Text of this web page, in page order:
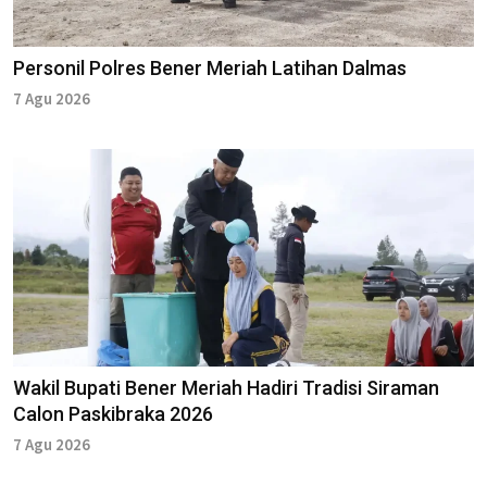
Personil Polres Bener Meriah Latihan Dalmas
7 Agu 2026
Wakil Bupati Bener Meriah Hadiri Tradisi Siraman
Calon Paskibraka 2026
7 Agu 2026